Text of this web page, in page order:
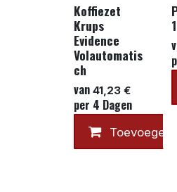
Koffiezet
Krups
Evidence
Volautomatis
ch
van 41,23 €
per 4 Dagen
Toevoegen